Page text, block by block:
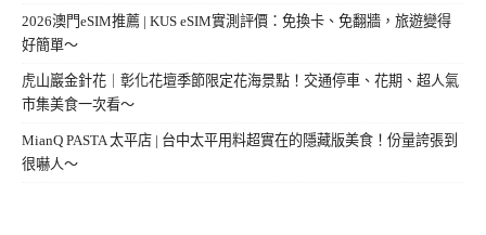
2026澳門eSIM推薦 | KUS eSIM實測評價：免換卡、免翻牆，旅遊變得
好簡單～
虎山巖金針花｜彰化花壇季節限定花海景點！交通停車、花期、超人氣
市集美食一次看～
MianQ PASTA 太平店 | 台中太平用料超實在的隱藏版美食！份量誇張到
很嚇人～